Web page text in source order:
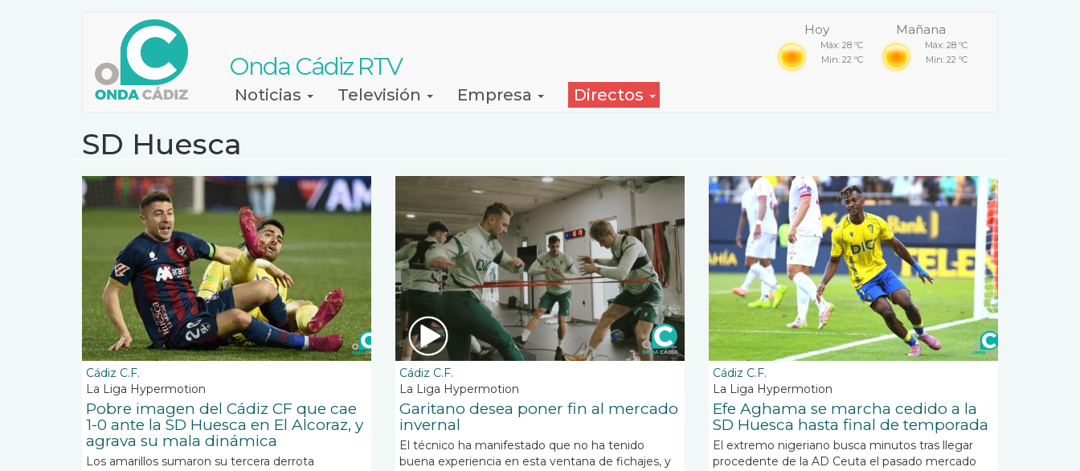
Onda Cádiz RTV
Hoy
Máx: 28 ºC
Min: 22 ºC
Mañana
Máx: 28 ºC
Min: 22 ºC
NavegaciónNoticias Televisión Empresa Directos
SD Huesca
Cádiz C.F.
La Liga Hypermotion
Pobre imagen del Cádiz CF que cae
1-0 ante la SD Huesca en El Alcoraz, y
agrava su mala dinámica
Los amarillos sumaron su tercera derrota
Cádiz C.F.
La Liga Hypermotion
Garitano desea poner fin al mercado
invernal
El técnico ha manifestado que no ha tenido
buena experiencia en esta ventana de fichajes, y
Cádiz C.F.
La Liga Hypermotion
Efe Aghama se marcha cedido a la
SD Huesca hasta final de temporada
El extremo nigeriano busca minutos tras llegar
procedente de la AD Ceuta el pasado mercado